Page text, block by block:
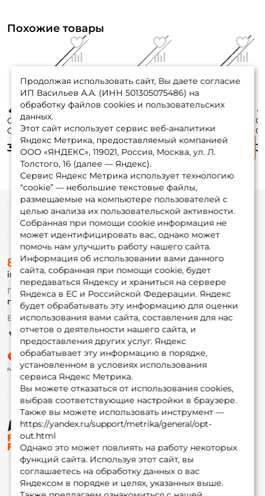
Похожие товары
Спиннинг Major
Craft Grand Soul
234см. 5-24гр.
105гр. fast / GRS-
782ML
35 890 ₽
EverGreen
Poseidon Salty
Sensation Neo
231см. 0,5-10гр.
78гр. fast / NEOS-
77ML-S
46 200 ₽
Orsa Nero ZONS-
7112M
34 250 ₽
Продолжая использовать сайт, Вы даете согласие
ИП Васильев А.А. (ИНН 501305075486) на
обработку файлов cookies и пользовательских
данных.
Этот сайт использует сервис веб-аналитики
Яндекс Метрика, предоставляемый компанией
ООО «ЯНДЕКС», 119021, Россия, Москва, ул. Л.
Толстого, 16 (далее — Яндекс).
Сервис Яндекс Метрика использует технологию
“cookie” — небольшие текстовые файлы,
размещаемые на компьютере пользователей с
целью анализа их пользовательской активности.
Собранная при помощи cookie информация не
может идентифицировать вас, однако может
помочь нам улучшить работу нашего сайта.
Информация об использовании вами данного
сайта, собранная при помощи cookie, будет
передаваться Яндексу и храниться на сервере
Яндекса в ЕС и Российской Федерации. Яндекс
будет обрабатывать эту информацию для оценки
использования вами сайта, составления для нас
отчетов о деятельности нашего сайта, и
предоставления других услуг. Яндекс
обрабатывает эту информацию в порядке,
установленном в условиях использования
сервиса Яндекс Метрика.
Вы можете отказаться от использования cookies,
выбрав соответствующие настройки в браузере.
Также вы можете использовать инструмент —
https://yandex.ru/support/metrika/general/opt-
out.html
Однако это может повлиять на работу некоторых
функций сайта. Используя этот сайт, вы
соглашаетесь на обработку данных о вас
Яндексом в порядке и целях, указанных выше.
© ФоксФишинг, 2009-2026
Информация
О магазине
Доставка
Оплата
Fox-bonus
Гуру
Партнерская программа
8 (495) 532-77-88
info@foxfishing.ru
По вопросам с заказом
г. Москва, ул. Плеханова д.7
Ежедневно 10:00 до 20:00